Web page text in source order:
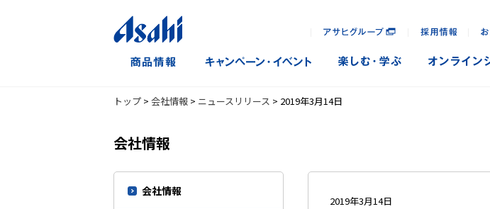
トップ > 会社情報 > ニュースリリース > 2019年3月14日
会社情報
会社情報
2019年3月14日